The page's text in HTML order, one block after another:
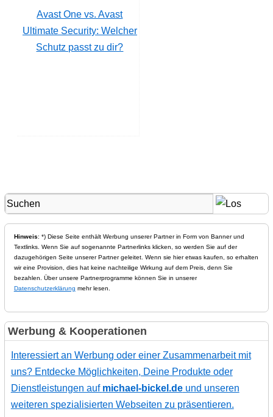
Avast One vs. Avast
Ultimate Security: Welcher
Schutz passt zu dir?
Hinweis: *) Diese Seite enthält Werbung unserer Partner in Form von Banner und
Textlinks. Wenn Sie auf sogenannte Partnerlinks klicken, so werden Sie auf der
dazugehörigen Seite unserer Partner geleitet. Wenn sie hier etwas kaufen, so erhalten
wir eine Provision, dies hat keine nachteilige Wirkung auf dem Preis, denn Sie
bezahlen. Über unsere Partnerprogramme können Sie in unserer
Datenschutzerklärung mehr lesen.
Werbung & Kooperationen
Interessiert an Werbung oder einer Zusammenarbeit mit
uns? Entdecke Möglichkeiten, Deine Produkte oder
Dienstleistungen auf michael-bickel.deund unseren
weiteren spezialisierten Webseiten zu präsentieren.